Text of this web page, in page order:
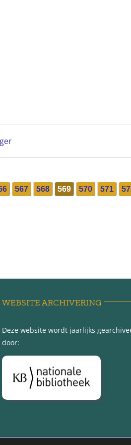
567 568 569 570 571
WEBSITE ARCHIVERING
Deze website wordt jaarlijks
door: